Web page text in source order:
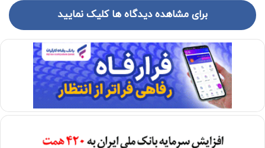
برای مشاهده دیدگاه ها کلیک نمایید